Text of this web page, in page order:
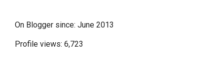
On Blogger since: June 2013
Profile views: 6,723